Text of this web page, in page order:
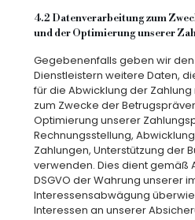
4.2 Datenverarbeitung zum
und der Optimierung unserer
Gegebenenfalls geben wir
Dienstleistern weitere Daten,
für die Abwicklung der
zum Zwecke der
Optimierung unserer
Rechnungsstellung,
Zahlungen, Unterstützung der
verwenden. Dies dient gemäß
DSGVO der Wahrung unserer
Interessensabwägung
Interessen an unserer